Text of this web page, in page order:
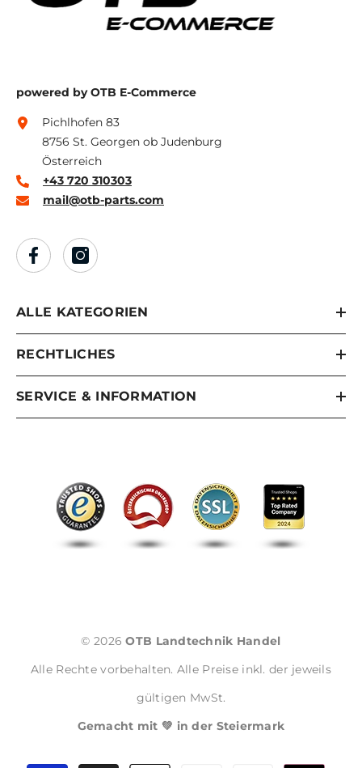
powered by OTB E-Commerce
Pichlhofen 83
8756 St. Georgen ob Judenburg
Österreich
+43 720 310303
mail@otb-parts.com
ALLE KATEGORIEN
RECHTLICHES
SERVICE & INFORMATION
© 2026OTB Landtechnik Handel
Alle Rechte vorbehalten. Alle Preise inkl. der jeweils
gültigen MwSt.
Gemacht mit 💚 in der Steiermark